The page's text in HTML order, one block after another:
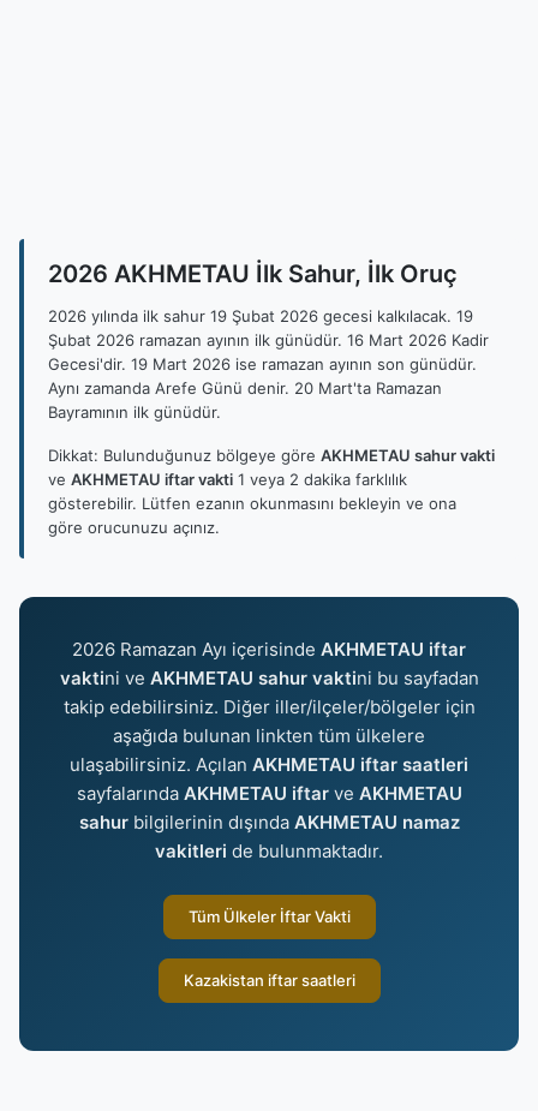
2026 AKHMETAU İlk Sahur, İlk Oruç
2026 yılında ilk sahur 19 Şubat 2026 gecesi kalkılacak. 19
Şubat 2026 ramazan ayının ilk günüdür. 16 Mart 2026 Kadir
Gecesi'dir. 19 Mart 2026 ise ramazan ayının son günüdür.
Aynı zamanda Arefe Günü denir. 20 Mart'ta Ramazan
Bayramının ilk günüdür.
Dikkat: Bulunduğunuz bölgeye göre AKHMETAU sahur vakti
ve AKHMETAU iftar vakti 1 veya 2 dakika farklılık
gösterebilir. Lütfen ezanın okunmasını bekleyin ve ona
göre orucunuzu açınız.
2026 Ramazan Ayı içerisinde AKHMETAU iftar
vaktini ve AKHMETAU sahur vaktini bu sayfadan
takip edebilirsiniz. Diğer iller/ilçeler/bölgeler için
aşağıda bulunan linkten tüm ülkelere
ulaşabilirsiniz. Açılan AKHMETAU iftar saatleri
sayfalarında AKHMETAU iftarve AKHMETAU
sahurbilgilerinin dışında AKHMETAU namaz
vakitleri de bulunmaktadır.
Tüm Ülkeler İftar Vakti
Kazakistan iftar saatleri